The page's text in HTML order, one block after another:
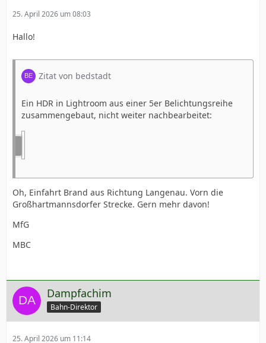
25. April 2026 um 08:03
Hallo!
Zitat von bedstadt
Ein HDR in Lightroom aus einer 5er Belichtungsreihe
zusammengebaut, nicht weiter nachbearbeitet:
Oh, Einfahrt Brand aus Richtung Langenau. Vorn die
Großhartmannsdorfer Strecke. Gern mehr davon!
MfG
MBC
Dampfachim
Bahn-Direktor
25. April 2026 um 11:14